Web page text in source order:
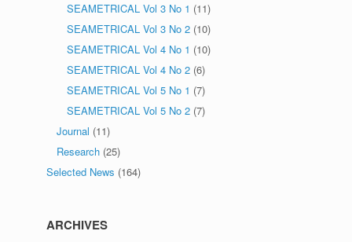
SEAMETRICAL Vol 3 No 1 (11)
SEAMETRICAL Vol 3 No 2 (10)
SEAMETRICAL Vol 4 No 1 (10)
SEAMETRICAL Vol 4 No 2 (6)
SEAMETRICAL Vol 5 No 1 (7)
SEAMETRICAL Vol 5 No 2 (7)
Journal (11)
Research (25)
Selected News (164)
ARCHIVES